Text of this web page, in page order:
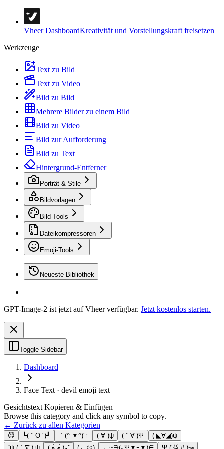
Vheer DashboardKreativität und Vorstellungskraft freisetzen
Werkzeuge
Text zu Bild
Text zu Video
Bild zu Bild
Mehrere Bilder zu einem Bild
Bild zu Video
Bild zur Aufforderung
Bild zu Text
Hintergrund-Entferner
Porträt & Stile
Bildvorlagen
Bild-Tools
Dateikompressoren
Emoji-Tools
Neueste Bibliothek
GPT-Image-2 ist jetzt auf Vheer verfügbar. Jetzt kostenlos starten.
Toggle Sidebar
Dashboard
Face Text · devil emoji text
Gesichtstext Kopieren & Einfügen
Browse this category and click any symbol to copy.
← Zurück zu allen Kategorien
😈 ┗(｀O ´)┛ ｀(^ ▼^)´↑ ( ∀ )ψ (｀∀´)Ψ
( ◣∀◢)ψ